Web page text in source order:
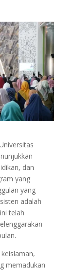
dan
yang
yang
adalah
telah
memadukan